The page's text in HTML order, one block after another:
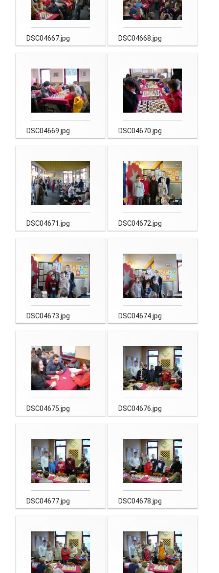
DSC04667.jpg DSC04668.jpg
DSC04669.jpg DSC04670.jpg
DSC04671.jpg DSC04672.jpg
DSC04673.jpg DSC04674.jpg
DSC04675.jpg DSC04676.jpg
DSC04677.jpg DSC04678.jpg